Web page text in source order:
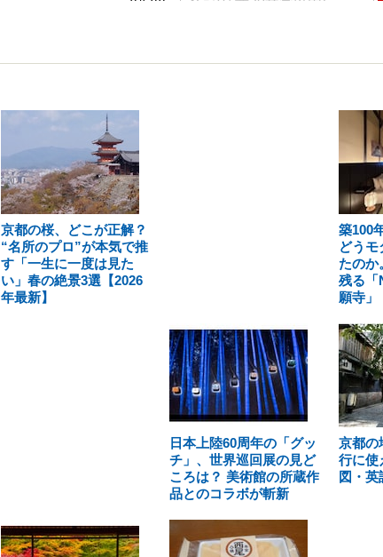
京都の桜、どこが正解？
“名所のプロ”が本気で推
す「一生に一度は見た
い」春の絶景3選【2026
年最新】
築100
どうモ
たのか
残る「
願寺」
日本上陸60周年の「グッ
チ」、世界巡回展の見ど
ころは？ 美術館の所蔵作
品とのコラボが斬新
京都の
行に使
図・英